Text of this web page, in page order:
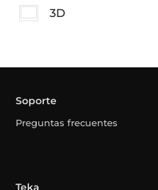
3D
Soporte
Preguntas frecuentes
Teka